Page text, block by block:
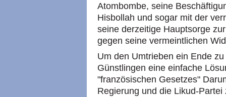
Atombombe, seine
Hisbollah und sogar mit der
seine derzeitige Hauptsorge
gegen seine vermeintlichen
Um den Umtrieben ein Ende
Günstlingen eine einfache
"französischen Gesetzes"
Regierung und die Likud-